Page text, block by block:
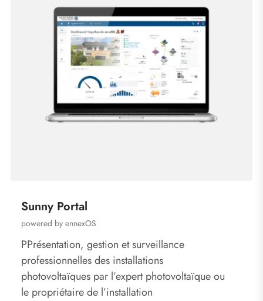
Sunny Portal
powered by ennexOS
PPrésentation, gestion et surveillance
professionnelles des installations
photovoltaïques par l’expert photovoltaïque ou
le propriétaire de l’installation